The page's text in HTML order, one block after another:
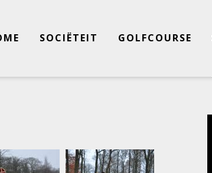
SOCIËTEIT GOLFCOURSE